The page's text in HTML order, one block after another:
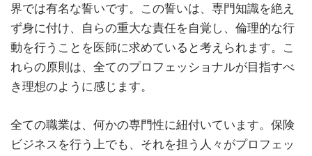
界では有名な誓いです。この誓いは、専門知識を絶え
ず身に付け、自らの重大な責任を自覚し、倫理的な行
動を行うことを医師に求めていると考えられます。こ
れらの原則は、全てのプロフェッショナルが目指すべ
き理想のように感じます。
全ての職業は、何かの専門性に紐付いています。保険
ビジネスを行う上でも、それを担う人々がプロフェッ